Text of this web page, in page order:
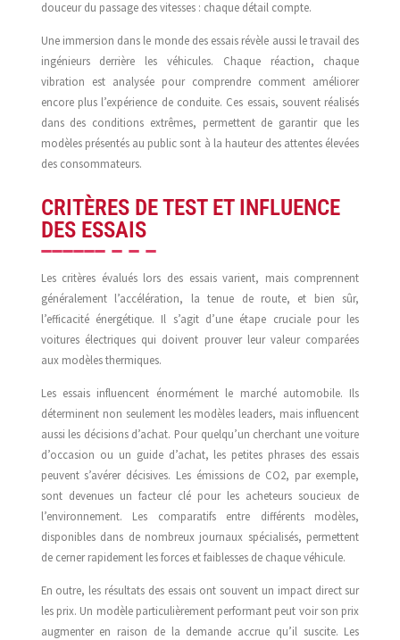
douceur du passage des vitesses : chaque détail compte.
Une immersion dans le monde des essais révèle aussi le travail des
ingénieurs derrière les véhicules. Chaque réaction, chaque
vibration est analysée pour comprendre comment améliorer
encore plus l’expérience de conduite. Ces essais, souvent réalisés
dans des conditions extrêmes, permettent de garantir que les
modèles présentés au public sont à la hauteur des attentes élevées
des consommateurs.
CRITÈRES DE TEST ET INFLUENCE
DES ESSAIS
Les critères évalués lors des essais varient, mais comprennent
généralement l’accélération, la tenue de route, et bien sûr,
l’efficacité énergétique. Il s’agit d’une étape cruciale pour les
voitures électriques qui doivent prouver leur valeur comparées
aux modèles thermiques.
Les essais influencent énormément le marché automobile. Ils
déterminent non seulement les modèles leaders, mais influencent
aussi les décisions d’achat. Pour quelqu’un cherchant une voiture
d’occasion ou un guide d’achat, les petites phrases des essais
peuvent s’avérer décisives. Les émissions de CO2, par exemple,
sont devenues un facteur clé pour les acheteurs soucieux de
l’environnement. Les comparatifs entre différents modèles,
disponibles dans de nombreux journaux spécialisés, permettent
de cerner rapidement les forces et faiblesses de chaque véhicule.
En outre, les résultats des essais ont souvent un impact direct sur
les prix. Un modèle particulièrement performant peut voir son prix
augmenter en raison de la demande accrue qu’il suscite. Les